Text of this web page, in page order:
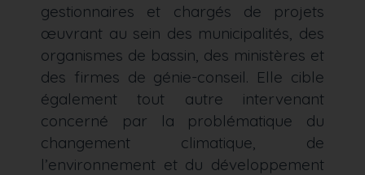
gestionnaires et chargés de projets
œuvrant au sein des municipalités, des
organismes de bassin, des ministères et
des firmes de génie-conseil. Elle cible
également tout autre intervenant
concerné par la problématique du
changement climatique, de
l’environnement et du développement